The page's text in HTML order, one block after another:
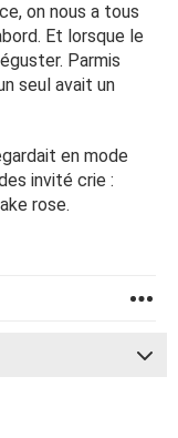
on nous a tous
Et lorsque le
Parmis
seul avait un
en mode
invité crie :
rose.